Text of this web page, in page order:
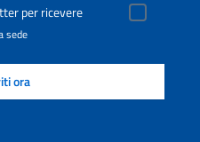
per ricevere
sede